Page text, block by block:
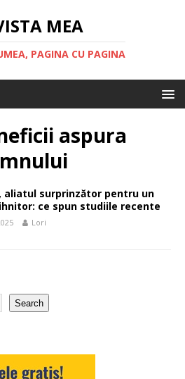
MEA
PAGINA CU PAGINA
aspura
aliatul surprinzător pentru un
ce spun studiile recente
Lori
Search